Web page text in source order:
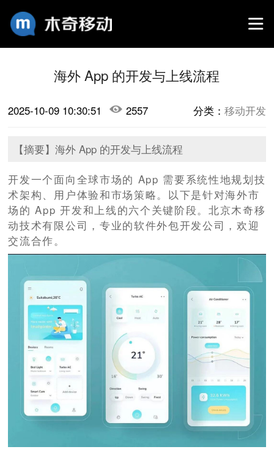
海外 App 的开发与上线流程
2025-10-09 10:30:51 2557 分类： 移动开发
【摘要】​海外 App 的开发与上线流程
开发一个面向全球市场的 App 需要系统性地规划技
术架构、用户体验和市场策略。以下是针对海外市
场的 App 开发和上线的六个关键阶段。北京木奇移
动技术有限公司，专业的软件外包开发公司，欢迎
交流合作。